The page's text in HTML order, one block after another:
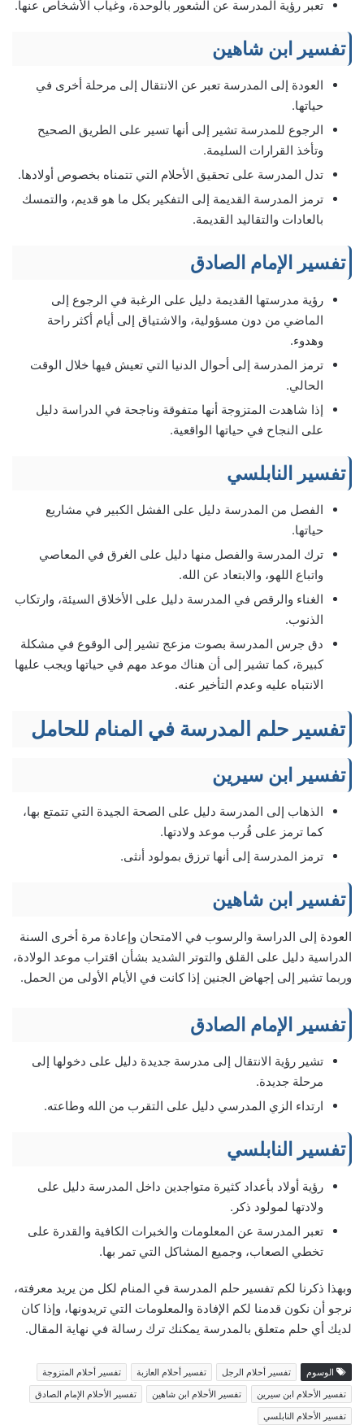
تعبر رؤية المدرسة عن الشعور بالوحدة، وغياب الأشخاص عنها.
تفسير ابن شاهين
العودة إلى المدرسة تعبر عن الانتقال إلى مرحلة أخرى في
حياتها.
الرجوع للمدرسة تشير إلى أنها تسير على الطريق الصحيح
وتأخذ القرارات السليمة.
تدل المدرسة على تحقيق الأحلام التي تتمناه بخصوص أولادها.
ترمز المدرسة القديمة إلى التفكير بكل ما هو قديم، والتمسك
بالعادات والتقاليد القديمة.
تفسير الإمام الصادق
رؤية مدرستها القديمة دليل على الرغبة في الرجوع إلى
الماضي من دون مسؤولية، والاشتياق إلى أيام أكثر راحة
وهدوء.
ترمز المدرسة إلى أحوال الدنيا التي تعيش فيها خلال الوقت
الحالي.
إذا شاهدت المتزوجة أنها متفوقة وناجحة في الدراسة دليل
على النجاح في حياتها الواقعية.
تفسير النابلسي
الفصل من المدرسة دليل على الفشل الكبير في مشاريع
حياتها.
ترك المدرسة والفصل منها دليل على الغرق في المعاصي
واتباع اللهو، والابتعاد عن الله.
الغناء والرقص في المدرسة دليل على الأخلاق السيئة، وارتكاب
الذنوب.
دق جرس المدرسة بصوت مزعج تشير إلى الوقوع في مشكلة
كبيرة، كما تشير إلى أن هناك موعد مهم في حياتها ويجب عليها
الانتباه عليه وعدم التأخير عنه.
تفسير حلم المدرسة في المنام للحامل
تفسير ابن سيرين
الذهاب إلى المدرسة دليل على الصحة الجيدة التي تتمتع بها،
كما ترمز على قُرب موعد ولادتها.
ترمز المدرسة إلى أنها ترزق بمولود أنثى.
تفسير ابن شاهين
العودة إلى الدراسة والرسوب في الامتحان وإعادة مرة أخرى السنة
الدراسية دليل على القلق والتوتر الشديد بشأن اقتراب موعد الولادة،
وربما تشير إلى إجهاض الجنين إذا كانت في الأيام الأولى من الحمل.
تفسير الإمام الصادق
تشير رؤية الانتقال إلى مدرسة جديدة دليل على دخولها إلى
مرحلة جديدة.
ارتداء الزي المدرسي دليل على التقرب من الله وطاعته.
تفسير النابلسي
رؤية أولاد بأعداد كثيرة متواجدين داخل المدرسة دليل على
ولادتها لمولود ذكر.
تعبر المدرسة عن المعلومات والخبرات الكافية والقدرة على
تخطي الصعاب، وجميع المشاكل التي تمر بها.
وبهذا ذكرنا لكم تفسير حلم المدرسة في المنام لكل من يريد معرفته،
نرجو أن نكون قدمنا لكم الإفادة والمعلومات التي تريدونها، وإذا كان
لديك أي حلم متعلق بالمدرسة يمكنك ترك رسالة في نهاية المقال.
الوسوم تفسير أحلام الرجل تفسير أحلام العازبة
تفسير أحلام المتزوجة
تفسير الأحلام ابن سيرين
تفسير الأحلام ابن شاهين
تفسير الأحلام الإمام الصادق
تفسير الأحلام النابلسي